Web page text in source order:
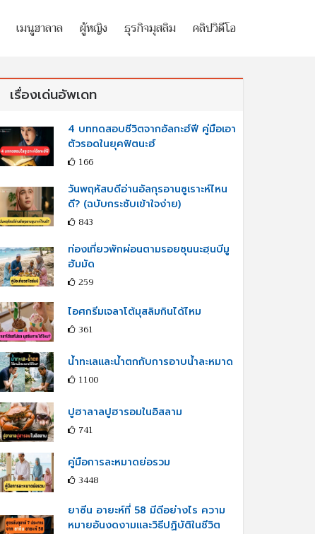
เมนูฮาลาล ผู้หญิง ธุรกิจมุสลิม คลิปวิดีโอ
เรื่องเด่นอัพเดท
4 บททดสอบชีวิตจากอัลกะฮ์ฟี คู่มือเอา
ตัวรอดในยุคฟิตนะฮ์
166
วันพฤหัสบดีอ่านอัลกุรอานซูเราะห์ไหน
ดี? (ฉบับกระชับเข้าใจง่าย)
843
ท่องเที่ยวพักผ่อนตามรอยซุนนะฮฺนบีมู
ฮัมมัด
259
ไอศกรีมเจลาโต้มุสลิมกินได้ไหม
361
น้ำทะเลและน้ำตกกับการอาบน้ำละหมาด
1100
ปูฮาลาลปูฮารอมในอิสลาม
741
คู่มือการละหมาดย่อรวม
3448
ยาซีน อายะห์ที่ 58 มีดีอย่างไร ความ
หมายอันงดงามและวิธีปฏิบัติในชีวิต